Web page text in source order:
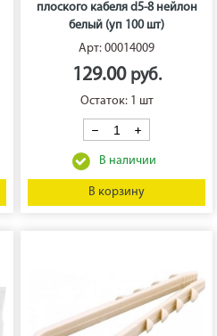
плоского кабеля d5-8 нейлон
белый (уп 100 шт)
Арт: 00014009
129.00
Остаток: 1 шт
В корзину